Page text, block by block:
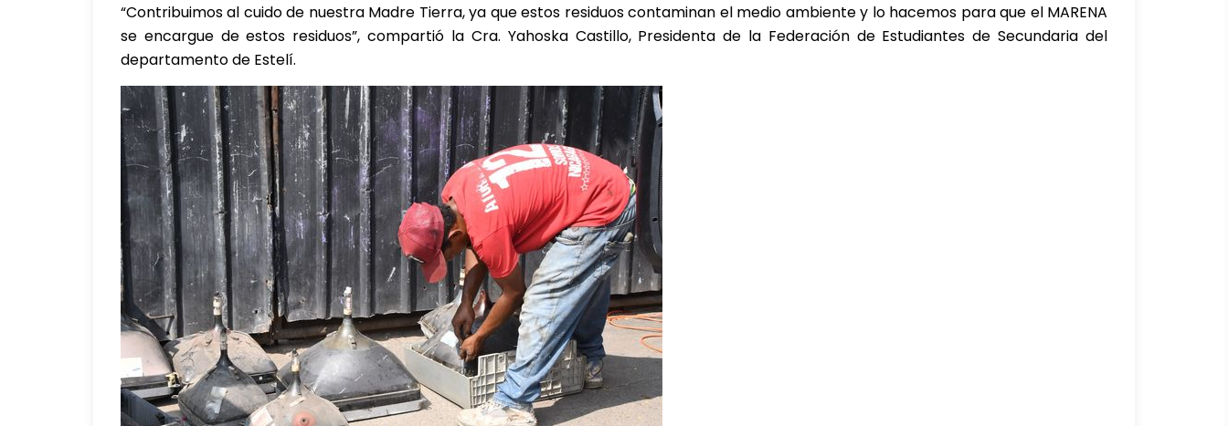
“Contribuimos al cuido de nuestra Madre Tierra, ya que estos residuos contaminan el medio ambiente y lo hacemos para que el MARENA
se encargue de estos residuos”, compartió la Cra. Yahoska Castillo, Presidenta de la Federación de Estudiantes de Secundaria del
departamento de Estelí.